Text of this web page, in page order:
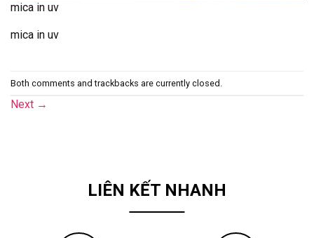
mica in uv
mica in uv
Both comments and trackbacks are currently closed.
Next →
LIÊN KẾT NHANH